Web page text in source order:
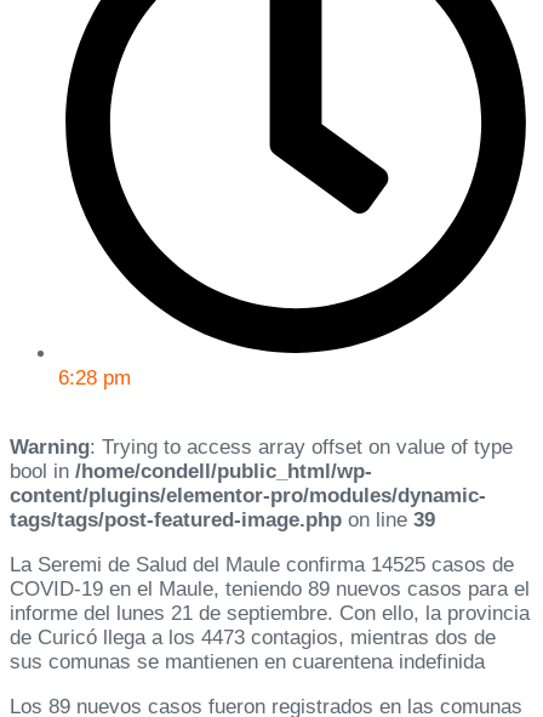
6:28 pm
Warning: Trying to access array offset on value of type
bool in /home/condell/public_html/wp-
content/plugins/elementor-pro/modules/dynamic-
tags/tags/post-featured-image.php on line 39
La Seremi de Salud del Maule confirma 14525 casos de
COVID-19 en el Maule, teniendo 89 nuevos casos para el
informe del lunes 21 de septiembre. Con ello, la provincia
de Curicó llega a los 4473 contagios, mientras dos de
sus comunas se mantienen en cuarentena indefinida
Los 89 nuevos casos fueron registrados en las comunas